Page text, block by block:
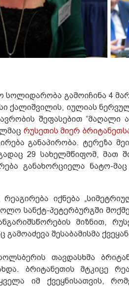
სოლიდარობა გამოიჩინა 4
ქალიშვილის, იულიას
შეფასებით “მაღალი
რუსეთის მიერ
განაპირობა. ტერეზა
29 სახელმწიფომ, მათ
განახორციელა ნატო-
იქნება
სანქტ-პეტერბურგში
მიზნით,
შესაბამისმა
თავდასხმა
ბრიტანეთის მტკიცე
იმ ქვეყნისათვის,